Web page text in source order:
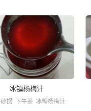
冰镇杨梅汁
砂锅 下午茶 冰糖杨梅汁